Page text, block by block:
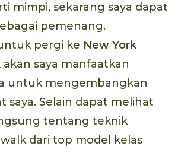
mimpi, sekarang saya dapat
pemenang.
pergi ke New York
akan saya manfaatkan
untuk mengembangkan
saya. Selain dapat melihat
tentang teknik
dari top model kelas